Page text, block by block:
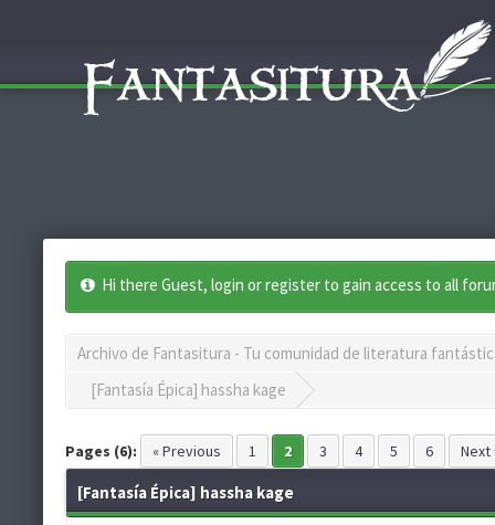
Hi there Guest, login or register to gain access to all
Archivo de Fantasitura - Tu comunidad de literatura
[Fantasía Épica] hassha kage
Pages (6): « Previous 1 2 3 4 5 6 Next
[Fantasía Épica] hassha kage